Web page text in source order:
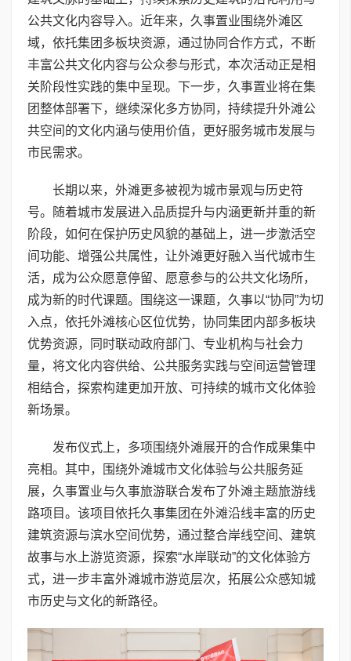
公共文化内容导入。近年来，久事置业围绕外滩区
域，依托集团多板块资源，通过协同合作方式，不断
丰富公共文化内容与公众参与形式，本次活动正是相
关阶段性实践的集中呈现。下一步，久事置业将在集
团整体部署下，继续深化多方协同，持续提升外滩公
共空间的文化内涵与使用价值，更好服务城市发展与
市民需求。
长期以来，外滩更多被视为城市景观与历史符
号。随着城市发展进入品质提升与内涵更新并重的新
阶段，如何在保护历史风貌的基础上，进一步激活空
间功能、增强公共属性，让外滩更好融入当代城市生
活，成为公众愿意停留、愿意参与的公共文化场所，
成为新的时代课题。围绕这一课题，久事以“协同”为切
入点，依托外滩核心区位优势，协同集团内部多板块
优势资源，同时联动政府部门、专业机构与社会力
量，将文化内容供给、公共服务实践与空间运营管理
相结合，探索构建更加开放、可持续的城市文化体验
新场景。
发布仪式上，多项围绕外滩展开的合作成果集中
亮相。其中，围绕外滩城市文化体验与公共服务延
展，久事置业与久事旅游联合发布了外滩主题旅游线
路项目。该项目依托久事集团在外滩沿线丰富的历史
建筑资源与滨水空间优势，通过整合岸线空间、建筑
故事与水上游览资源，探索“水岸联动”的文化体验方
式，进一步丰富外滩城市游览层次，拓展公众感知城
市历史与文化的新路径。